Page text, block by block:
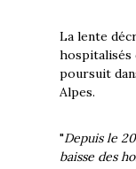
La lente
hospitalisés
poursuit
Alpes.
"Depuis le
baisse des